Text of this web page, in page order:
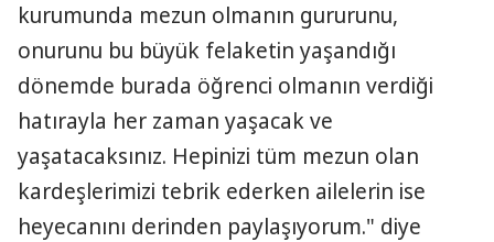
kurumunda mezun olmanın gururunu,
onurunu bu büyük felaketin yaşandığı
dönemde burada öğrenci olmanın verdiği
hatırayla her zaman yaşacak ve
yaşatacaksınız. Hepinizi tüm mezun olan
kardeşlerimizi tebrik ederken ailelerin ise
heyecanını derinden paylaşıyorum." diye